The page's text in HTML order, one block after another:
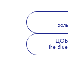
раунде
The